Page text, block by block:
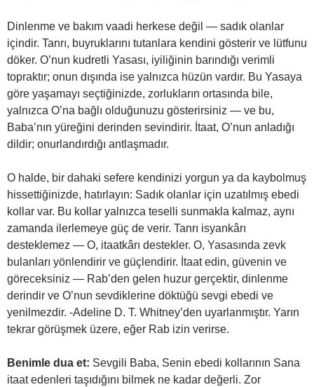
Dinlenme ve bakım vaadi herkese değil — sadık olanlar
içindir. Tanrı, buyruklarını tutanlara kendini gösterir ve lütfunu
döker. O’nun kudretli Yasası, iyiliğinin barındığı verimli
topraktır; onun dışında ise yalnızca hüzün vardır. Bu Yasaya
göre yaşamayı seçtiğinizde, zorlukların ortasında bile,
yalnızca O’na bağlı olduğunuzu gösterirsiniz — ve bu,
Baba’nın yüreğini derinden sevindirir. İtaat, O’nun anladığı
dildir; onurlandırdığı antlaşmadır.
O halde, bir dahaki sefere kendinizi yorgun ya da kaybolmuş
hissettiğinizde, hatırlayın: Sadık olanlar için uzatılmış ebedi
kollar var. Bu kollar yalnızca teselli sunmakla kalmaz, aynı
zamanda ilerlemeye güç de verir. Tanrı isyankârı
desteklemez — O, itaatkârı destekler. O, Yasasında zevk
bulanları yönlendirir ve güçlendirir. İtaat edin, güvenin ve
göreceksiniz — Rab’den gelen huzur gerçektir, dinlenme
derindir ve O’nun sevdiklerine döktüğü sevgi ebedi ve
yenilmezdir. -Adeline D. T. Whitney’den uyarlanmıştır. Yarın
tekrar görüşmek üzere, eğer Rab izin verirse.
Benimle dua et: Sevgili Baba, Senin ebedi kollarının Sana
itaat edenleri taşıdığını bilmek ne kadar değerli. Zor